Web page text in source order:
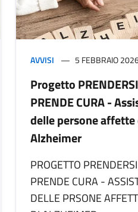
AVVISI 5 FEBBRAIO
Progetto
PRENDE CURA -
delle persone
Alzheimer
PROGETTO
PRENDE CURA -
DELLE PRSONE